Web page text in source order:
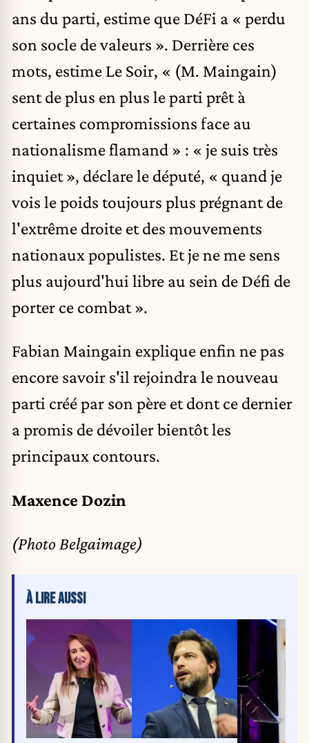
ans du parti, estime que DéFi a « perdu
son socle de valeurs ». Derrière ces
mots, estime Le Soir, « (M. Maingain)
sent de plus en plus le parti prêt à
certaines compromissions face au
nationalisme flamand » : « je suis très
inquiet », déclare le député, « quand je
vois le poids toujours plus prégnant de
l'extrême droite et des mouvements
nationaux populistes. Et je ne me sens
plus aujourd'hui libre au sein de Défi de
porter ce combat ».
Fabian Maingain explique enfin ne pas
encore savoir s'il rejoindra le nouveau
parti créé par son père et dont ce dernier
a promis de dévoiler bientôt les
principaux contours.
Maxence Dozin
(Photo Belgaimage)
À LIRE AUSSI